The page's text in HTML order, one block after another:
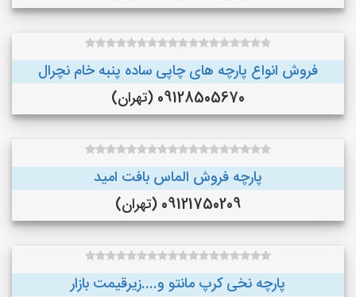
فروش انواع پارچه های چاپی ساده پنبه خام نچرال
09128505670 (تهران)
پارچه فروش الماس بافت امید
09121750209 (تهران)
پارچه نخی کرپ مانتو و....زیرقیمت بازار